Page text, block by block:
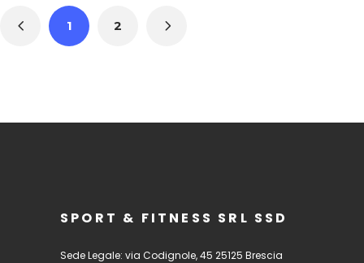
1 2
SPORT & FITNESS SRL SSD
Sede Legale: via Codignole, 45 25125 Brescia